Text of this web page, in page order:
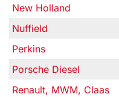
New Holland
Nuffield
Perkins
Porsche Diesel
Renault, MWM, Claas